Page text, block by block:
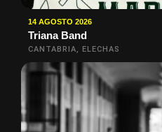
14 AGOSTO 2026
Triana Band
CANTABRIA, ELECHAS